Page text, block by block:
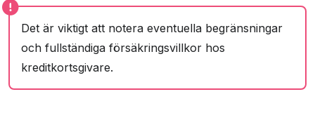
Det är viktigt att notera eventuella begränsningar
och fullständiga försäkringsvillkor hos
kreditkortsgivare.